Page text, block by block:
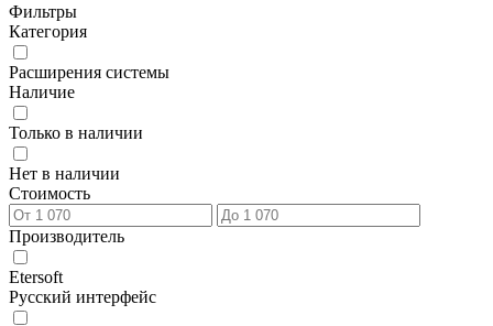
Фильтры
Категория
Расширения системы
Наличие
Только в наличии
Нет в наличии
Стоимость
Производитель
Etersoft
Русский интерфейс